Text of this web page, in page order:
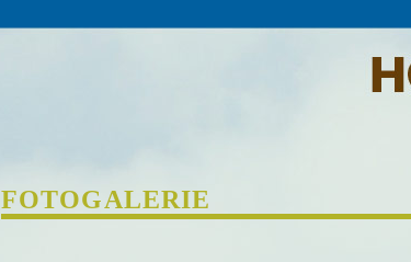
FOTOGALERIE